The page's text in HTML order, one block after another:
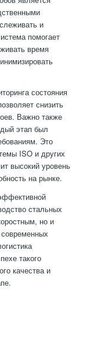
и
помогает
время
состояния
снизить
Важно также
этап был
Это
ISO и других
высокий уровень
на рынке.
стальных
но и
такого
качества и